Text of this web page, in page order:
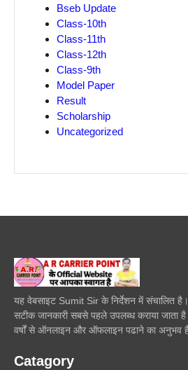
Bseb Update
Class-10th
Class-11th
Class-12th
Class-9th
Model Paper
Result
Scholarship
Uncategorized
यह वेबसाइट Sumit Sir के निर्देशन में संचालित
सटीक जानकारी सबसे पहले उपलब्ध कराया जाता
वर्षों से ऑनलाइन और ऑफलाइन पढाने का अनुभव
Catagory